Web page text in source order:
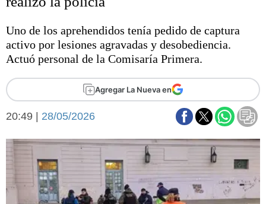
Liga del Sur
Básquetbol
Fútbol
Aplausos
Cines
Economía y campo
Economía y finanzas
Con el campo
Espacio empresas
Sociedad y tiempo
libre
Sociedad
Tecnología
Turismo
Uno de los aprehendidos tenía pedido de captura
activo por lesiones agravadas y desobediencia.
Actuó personal de la Comisaría Primera.
Agregar La Nueva en
20:49 | 28/05/2026